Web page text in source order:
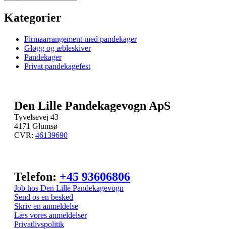
Kategorier
Firmaarrangement med pandekager
Gløgg og æbleskiver
Pandekager
Privat pandekagefest
Den Lille Pandekagevogn ApS
Tyvelsevej 43
4171 Glumsø
CVR: 46139690
Telefon: +45 93606806
Job hos Den Lille Pandekagevogn
Send os en besked
Skriv en anmeldelse
Læs vores anmeldelser
Privatlivspolitik